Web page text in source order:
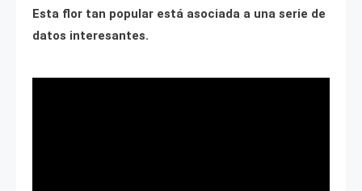
Esta flor tan popular está asociada a una serie de
datos interesantes.